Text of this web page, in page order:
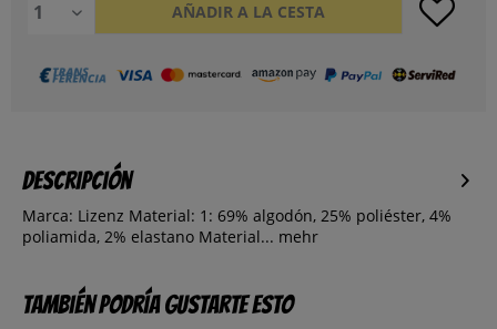
AÑADIR A LA CESTA
Descripción
Marca: Lizenz Material: 1: 69% algodón, 25% poliéster, 4%
poliamida, 2% elastano Material... mehr
También podría gustarte esto